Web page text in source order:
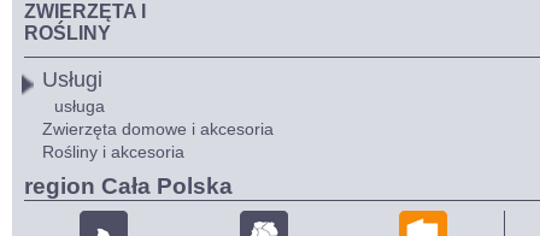
ZWIERZĘTA I
ROŚLINY
Usługi
usługa
Zwierzęta domowe i akcesoria
Rośliny i akcesoria
region Cała Polska